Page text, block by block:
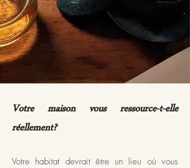
Votre maison vous ressource-t-elle
réellement?
Votre habitat devrait être un lieu où vous